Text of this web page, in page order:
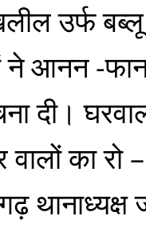
उर्फ
ने आनन -
दी।
का रो